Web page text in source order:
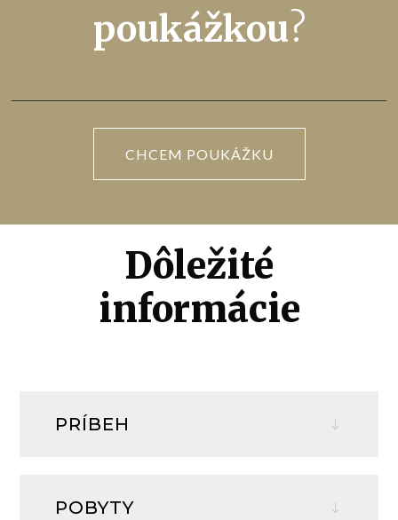
poukážkou?
CHCEM POUKÁŽKU
Dôležité
informácie
PRÍBEH
POBYTY